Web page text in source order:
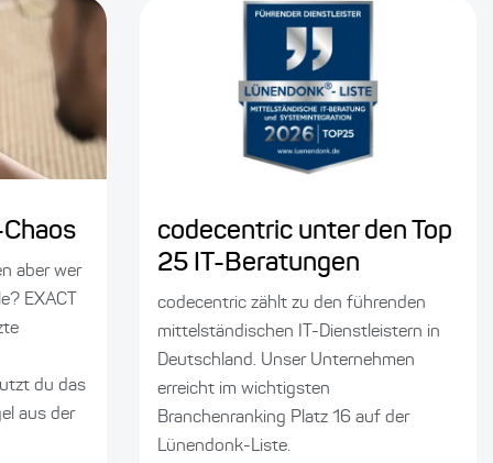
aber wer
EXACT
du das
aus der
codecentric unter den Top
25 IT-Beratungen
codecentric zählt zu den führenden
mittelständischen IT-Dienstleistern in
Deutschland. Unser Unternehmen
erreicht im wichtigsten
Branchenranking Platz 16 auf der
Lünendonk-Liste.